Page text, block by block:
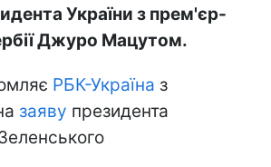
України з прем'єр-
Джуро Мацутом.
РБК-Україна з
заяву президента